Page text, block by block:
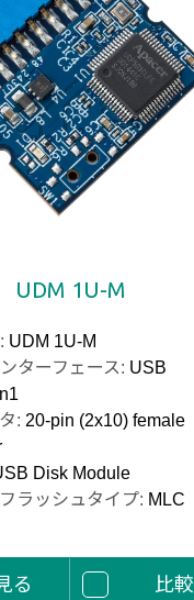
UDM 1U-M
UDM 1U-M
ターフェース: USB
: 20-pin (2x10) female
Disk Module
ラッシュタイプ: MLC
る 比較